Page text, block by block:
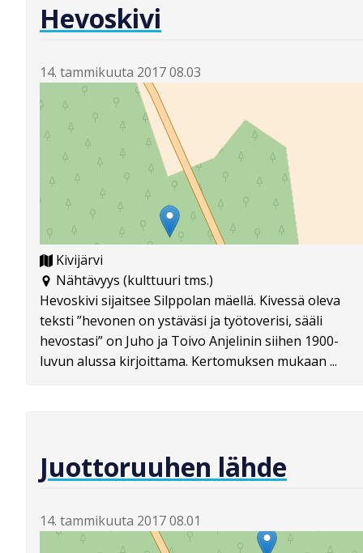
Hevoskivi
14. tammikuuta 2017 08.03
Kivijärvi
Nähtävyys (kulttuuri tms.)
Hevoskivi sijaitsee Silppolan mäellä. Kivessä oleva
teksti ”hevonen on ystäväsi ja työtoverisi, sääli
hevostasi” on Juho ja Toivo Anjelinin siihen 1900-
luvun alussa kirjoittama. Kertomuksen mukaan ...
Juottoruuhen lähde
14. tammikuuta 2017 08.01